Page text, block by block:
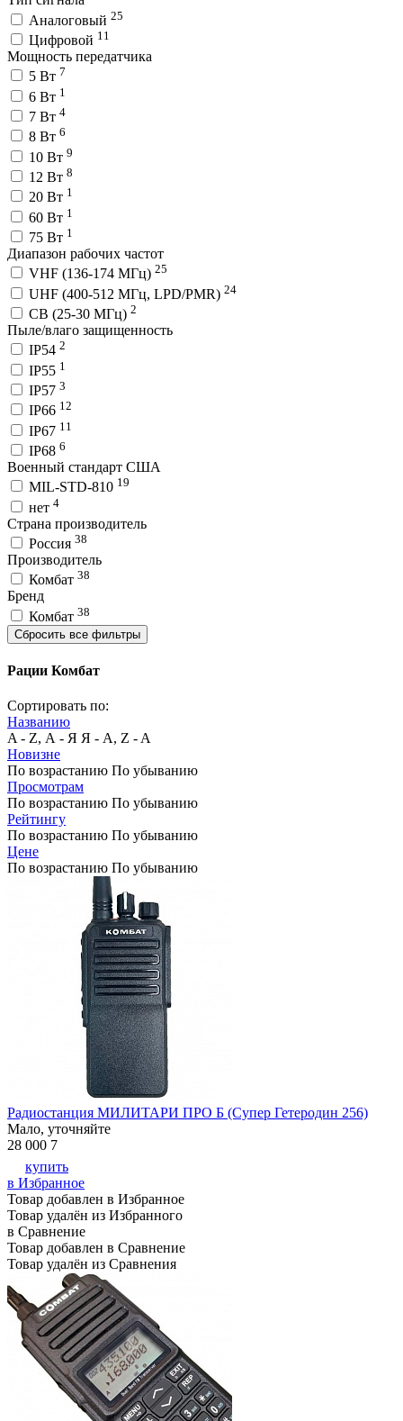
Аналоговый 25
Цифровой 11
Мощность передатчика
5 Вт 7
6 Вт 1
7 Вт 4
8 Вт 6
10 Вт 9
12 Вт 8
20 Вт 1
60 Вт 1
75 Вт 1
Диапазон рабочих частот
VHF (136-174 МГц) 25
UHF (400-512 МГц, LPD/PMR) 24
CB (25-30 МГц) 2
Пыле/влаго защищенность
IP54 2
IP55 1
IP57 3
IP66 12
IP67 11
IP68 6
Военный стандарт США
MIL-STD-810 19
нет 4
Страна производитель
Россия 38
Производитель
Комбат 38
Бренд
Комбат 38
Сбросить все фильтры
Рации Комбат
Сортировать по:
Названию
A - Z, А - Я Я - А, Z - A
Новизне
По возрастанию По убыванию
Просмотрам
По возрастанию По убыванию
Рейтингу
По возрастанию По убыванию
Цене
По возрастанию По убыванию
Радиостанция МИЛИТАРИ ПРО Б (Супер Гетеродин 256)
Мало, уточняйте
28 000 7
купить
в Избранное
Товар добавлен в Избранное
Товар удалён из Избранного
в Сравнение
Товар добавлен в Сравнение
Товар удалён из Сравнения